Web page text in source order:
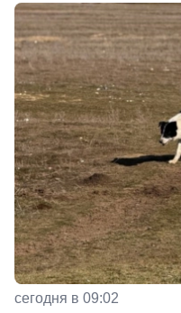
сегодня в 09:02